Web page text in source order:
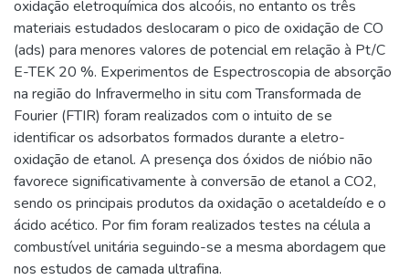
oxidação eletroquímica dos alcoóis, no entanto os três
materiais estudados deslocaram o pico de oxidação de CO
(ads) para menores valores de potencial em relação à Pt/C
E-TEK 20 %. Experimentos de Espectroscopia de absorção
na região do Infravermelho in situ com Transformada de
Fourier (FTIR) foram realizados com o intuito de se
identificar os adsorbatos formados durante a eletro-
oxidação de etanol. A presença dos óxidos de nióbio não
favorece significativamente à conversão de etanol a CO2,
sendo os principais produtos da oxidação o acetaldeído e o
ácido acético. Por fim foram realizados testes na célula a
combustível unitária seguindo-se a mesma abordagem que
nos estudos de camada ultrafina.